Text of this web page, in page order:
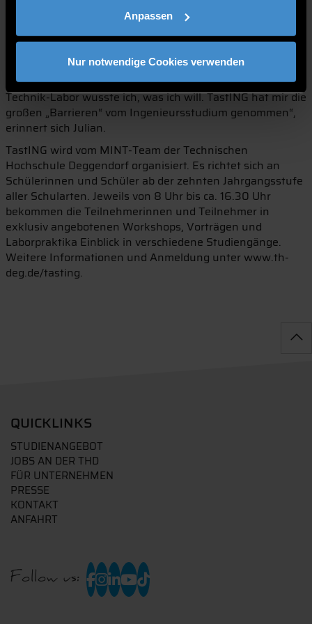
Anpassen
Nur notwendige Cookies verwenden
Lorenz, der 2017 bei TastING dabei war und mittlerweile
dual Elektrotechnik an der THD studiert: „An TastING hat
Vorträgen der Professoren bis hin zum selbstständigen
Arbeiten in den Laboren. Spätestens beim Löten im E-
Technik-Labor wusste ich, was ich will. TastING hat mir die
großen „Barrieren“ vom Ingenieursstudium genommen“,
erinnert sich Julian.
TastING wird vom MINT-Team der Technischen
Hochschule Deggendorf organisiert. Es richtet sich an
Schülerinnen und Schüler ab der zehnten Jahrgangsstufe
aller Schularten. Jeweils von 8 Uhr bis ca. 16.30 Uhr
bekommen die Teilnehmerinnen und Teilnehmer in
exklusiv angebotenen Workshops, Vorträgen und
Laborpraktika Einblick in verschiedene Studiengänge.
Weitere Informationen und Anmeldung unter www.th-
deg.de/tasting.
QUICKLINKS
STUDIENANGEBOT
JOBS AN DER THD
FÜR UNTERNEHMEN
PRESSE
KONTAKT
ANFAHRT
Follow us: